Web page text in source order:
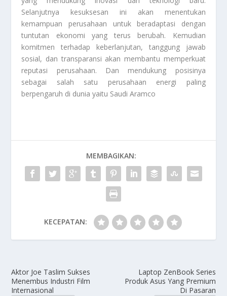
Selanjutnya kesuksesan ini akan menentukan
kemampuan perusahaan untuk beradaptasi dengan
tuntutan ekonomi yang terus berubah. Kemudian
komitmen terhadap keberlanjutan, tanggung jawab
sosial, dan transparansi akan membantu memperkuat
reputasi perusahaan. Dan mendukung posisinya
sebagai salah satu perusahaan energi paling
berpengaruh di dunia yaitu Saudi Aramco
MEMBAGIKAN:
KECEPATAN:
Aktor Joe Taslim Sukses
Menembus Industri Film
Internasional
Laptop ZenBook Series
Produk Asus Yang Premium
Di Pasaran